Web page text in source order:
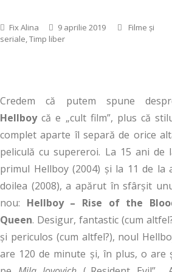
Fix Alina 9 aprilie 2019
Filme și
seriale,Timp liber
Credem că putem spune
Hellboycă e „cult film”, plus că
complet aparte îl separă de orice
peliculă cu supereroi. La 15 ani de
primul Hellboy (2004) și la 11 de la
doilea (2008), a apărut în sfârșit
nou: Hellboy – Rise of the
Queen. Desigur, fantastic (cum
și periculos (cum altfel?), noul
are 120 de minute și, în plus, o are